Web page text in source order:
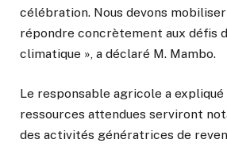
célébration. Nous devons
répondre concrètement aux défis
climatique », a déclaré M. Mambo.
Le responsable agricole a expliqué
ressources attendues serviront
des activités génératrices de